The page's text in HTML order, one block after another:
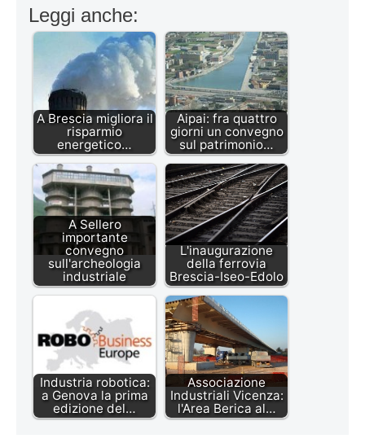
Leggi anche:
A Brescia migliora il
risparmio
energetico…
Aipai: fra quattro
giorni un convegno
sul patrimonio…
A Sellero
importante
convegno
sull'archeologia
industriale
L'inaugurazione
della ferrovia
Brescia-Iseo-Edolo
Industria robotica:
a Genova la prima
edizione del…
Associazione
Industriali Vicenza:
l'Area Berica al…